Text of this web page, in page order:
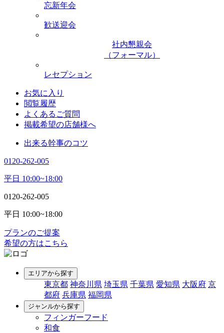
忘新年会
歓送迎会
社内懇親会
（フォーマル）
レセプション
お気に入り
閲覧履歴
よくあるご質問
掲載希望の店舗様へ
出来る幹事のコツ
0120-262-005
平日 10:00~18:00
0120-262-005
平日 10:00~18:00
プランのご提案
希望の方はこちら
エリアから探す
東京都 神奈川県 埼玉県 千葉県 愛知県 大阪府 京
都府 兵庫県 福岡県
ジャンルから探す
フィンガーフード
和食